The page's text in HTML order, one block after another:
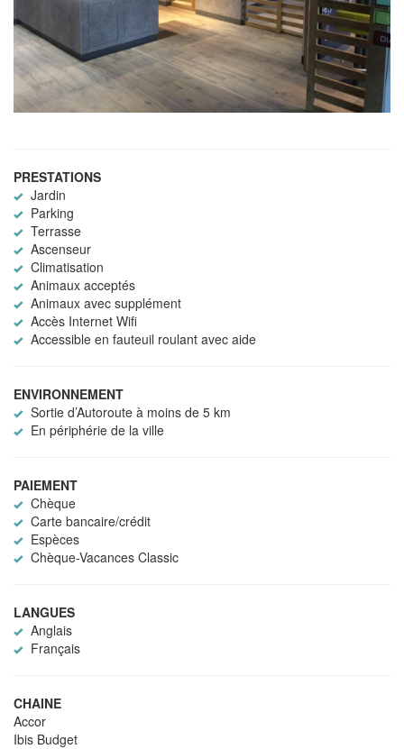
PRESTATIONS
Jardin
Parking
Terrasse
Ascenseur
Climatisation
Animaux acceptés
Animaux avec supplément
Accès Internet Wifi
Accessible en fauteuil roulant avec aide
ENVIRONNEMENT
Sortie d’Autoroute à moins de 5 km
En périphérie de la ville
PAIEMENT
Chèque
Carte bancaire/crédit
Espèces
Chèque-Vacances Classic
LANGUES
Anglais
Français
CHAINE
Accor
Ibis Budget